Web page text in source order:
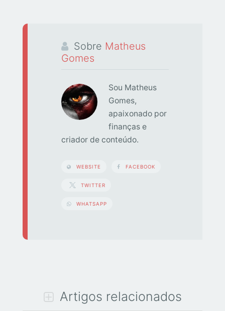
Sobre Matheus
Gomes
Sou Matheus
Gomes,
apaixonado por
finanças e
criador de conteúdo.
WEBSITE FACEBOOK
TWITTER
WHATSAPP
Artigos relacionados